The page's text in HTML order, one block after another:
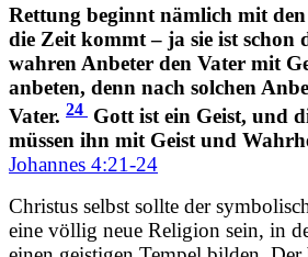
Rettung beginnt nämlich mit
die Zeit kommt – ja sie ist schon
wahren Anbeter den Vater mit
anbeten, denn nach solchen
Vater. 24 Gott ist ein Geist, und
müssen ihn mit Geist und
Johannes 4:21-24
Christus selbst sollte der
eine völlig neue Religion sein, in